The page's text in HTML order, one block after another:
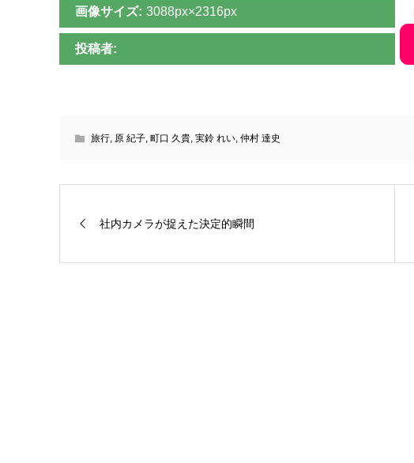
画像サイズ: 3088px×2316px
投稿者:
旅行, 原 紀子, 町口 久貴, 実鈴 れい, 仲村 達史
社内カメラが捉えた決定的瞬間